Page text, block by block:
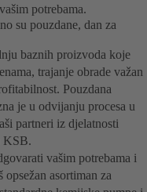
potrebama.
su pouzdane, dan za
baznih proizvoda koje
trajanje obrade važan
Pouzdana
je u odvijanju procesa u
partneri iz djelatnosti
KSB.
vašim potrebama i
asortiman za